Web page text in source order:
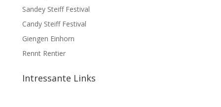
Sandey Steiff Festival
Candy Steiff Festival
Giengen Einhorn
Rennt Rentier
Intressante Links